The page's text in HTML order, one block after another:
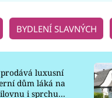
BYDLENÍ SLAVNÝCH
luxusní
dům láká na
i sprchu